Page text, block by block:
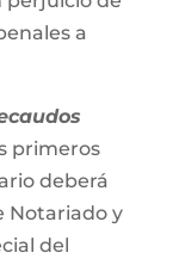
a
primeros
deberá
Notariado y
del